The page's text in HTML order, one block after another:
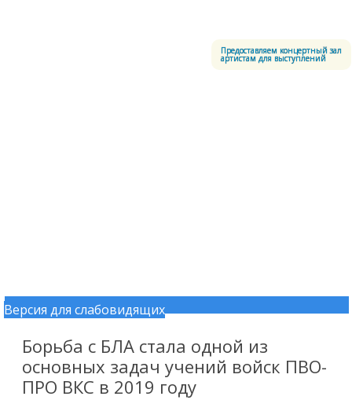
Версия для слабовидящих
Предоставляем концертный зал
артистам для выступлений
Перейти к содержимому
Борьба с БЛА стала одной из
основных задач учений войск ПВО-
ПРО ВКС в 2019 году